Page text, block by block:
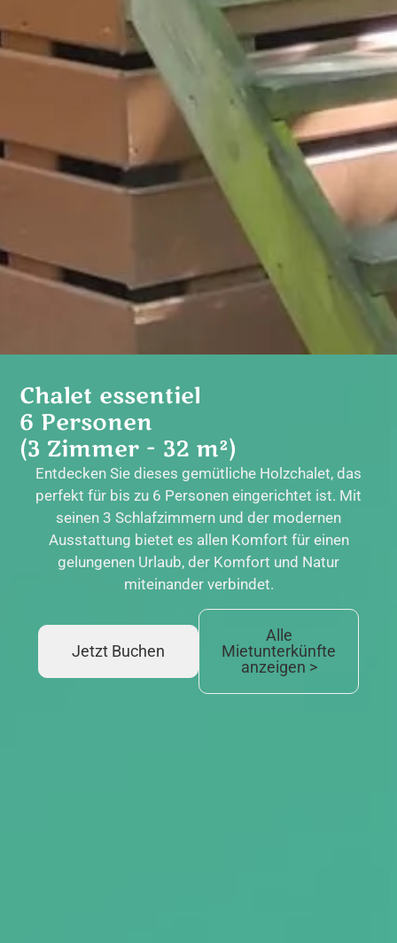
Chalet essentiel
6 Personen
(3 Zimmer - 32 m²)
Entdecken Sie dieses gemütliche Holzchalet, das
perfekt für bis zu 6 Personen eingerichtet ist. Mit
seinen 3 Schlafzimmern und der modernen
Ausstattung bietet es allen Komfort für einen
gelungenen Urlaub, der Komfort und Natur
miteinander verbindet.
Jetzt Buchen
Alle
Mietunterkünfte
anzeigen >